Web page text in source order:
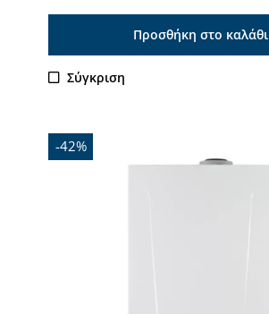
Προσθήκη στο καλάθι
Σύγκριση
-42%